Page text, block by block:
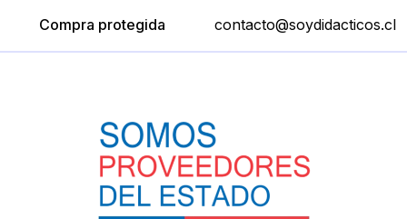
Compra protegida contacto@soydidacticos.cl